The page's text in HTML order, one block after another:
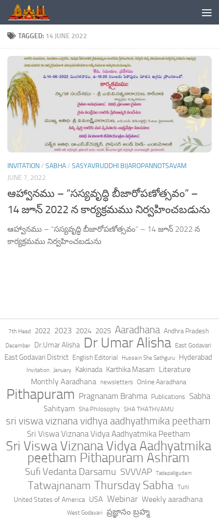
Skip to content
TAGGED: 14 JUNE 2022
INVITATION/ SABHA/ SASYAVRUDDHI BIJAROPANNOTSAVAM
JUNE 7, 2022
ఆహ్వానము – “సస్యవృద్ధి బీజారోపణోత్సవం” –
14 జూన్ 2022 న కార్యక్రమము నిర్వహించబడును
ఆహ్వానము – “సస్యవృద్ధి బీజారోపణోత్సవం” – 14 జూన్ 2022 న
కార్యక్రమము నిర్వహించబడును
7th Head 2022 2023 2024 2025 Aaradhana Andhra Pradesh
December Dr.Umar Alisha Dr Umar Alisha East Godavari
East Godavari District English Editorial Hussain Sha Sathguru Hyderabad
Invitation January Kakinada Karthika Masam Literature
Monthly Aaradhana
newsletters Online Aaradhana
Pithapuram Pragnanam Brahma Publications Sabha
Sahityam Sha Philosophy SHA THATHVAMU
sri viswa viznana vidhya aadhyathmika peetham
Sri Viswa Viznana Vidya Aadhyatmika Peetham
Sri Viswa Viznana Vidya Aadhyatmika
peetham Pithapuram Ashram
Sufi Vedanta Darsamu SVVVAP Tadepalligudem
Tatwajnanam Thursday Sabha Tuni
United States of America USA Webinar Weekly aaradhana
West Godavari ప్రజ్ఞానం బ్రహ్మ